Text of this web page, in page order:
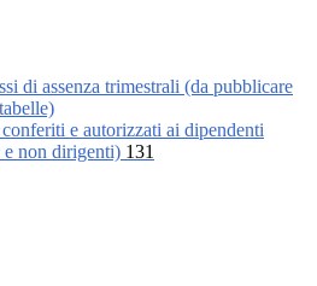
di assenza trimestrali (da pubblicare
e autorizzati ai dipendenti
non dirigenti) 131